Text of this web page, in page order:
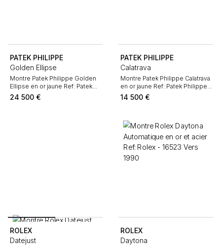
PATEK PHILIPPE
Golden Ellipse
Montre Patek Philippe Golden
Ellipse en or jaune Ref: Patek
Philippe - 3738 Vers 1990
24 500 €
PATEK PHILIPPE
Calatrava
Montre Patek Philippe Calatrava
en or jaune Ref: Patek Philippe -
3425 Vers 1960
14 500 €
ROLEX
Datejust
ROLEX
Daytona